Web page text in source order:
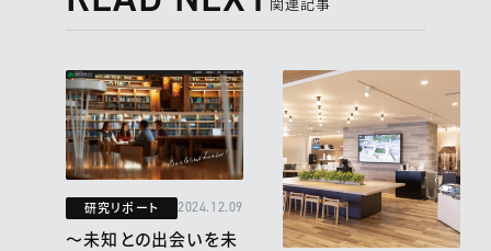
研究リポート 2024.12.09
～未知との出会いを未